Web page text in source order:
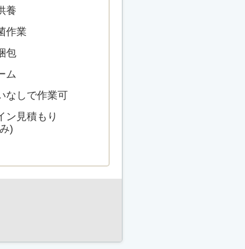
養
作業
包
ム
なしで作業可
ン見積もり
)